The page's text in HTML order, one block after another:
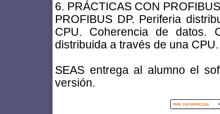
6. PRÁCTICAS CON PROFIBUS
PROFIBUS DP. Periferia
CPU. Coherencia de datos.
distribuida a través de una
SEAS entrega al alumno el
versión.